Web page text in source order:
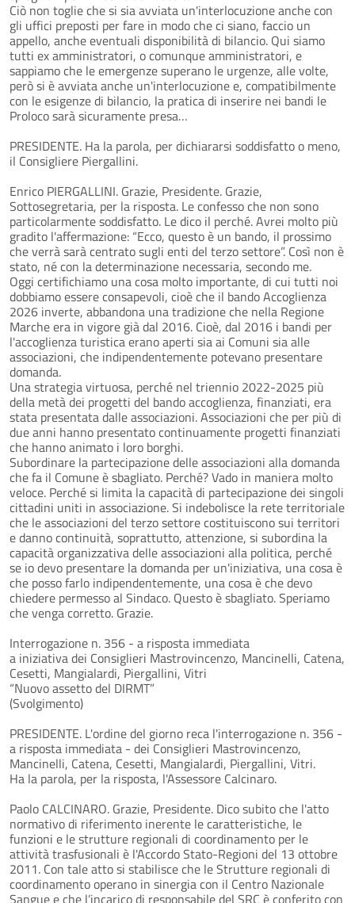
Ciò non toglie che si sia avviata un'interlocuzione anche con
gli uffici preposti per fare in modo che ci siano, faccio un
appello, anche eventuali disponibilità di bilancio. Qui siamo
tutti ex amministratori, o comunque amministratori, e
sappiamo che le emergenze superano le urgenze, alle volte,
però si è avviata anche un'interlocuzione e, compatibilmente
con le esigenze di bilancio, la pratica di inserire nei bandi le
Proloco sarà sicuramente presa…
PRESIDENTE. Ha la parola, per dichiararsi soddisfatto o meno,
il Consigliere Piergallini.
Enrico PIERGALLINI. Grazie, Presidente. Grazie,
Sottosegretaria, per la risposta. Le confesso che non sono
particolarmente soddisfatto. Le dico il perché. Avrei molto più
gradito l'affermazione: “Ecco, questo è un bando, il prossimo
che verrà sarà centrato sugli enti del terzo settore”. Così non è
stato, né con la determinazione necessaria, secondo me.
Oggi certifichiamo una cosa molto importante, di cui tutti noi
dobbiamo essere consapevoli, cioè che il bando Accoglienza
2026 inverte, abbandona una tradizione che nella Regione
Marche era in vigore già dal 2016. Cioè, dal 2016 i bandi per
l'accoglienza turistica erano aperti sia ai Comuni sia alle
associazioni, che indipendentemente potevano presentare
domanda.
Una strategia virtuosa, perché nel triennio 2022-2025 più
della metà dei progetti del bando accoglienza, finanziati, era
stata presentata dalle associazioni. Associazioni che per più di
due anni hanno presentato continuamente progetti finanziati
che hanno animato i loro borghi.
Subordinare la partecipazione delle associazioni alla domanda
che fa il Comune è sbagliato. Perché? Vado in maniera molto
veloce. Perché si limita la capacità di partecipazione dei singoli
cittadini uniti in associazione. Si indebolisce la rete territoriale
che le associazioni del terzo settore costituiscono sui territori
e danno continuità, soprattutto, attenzione, si subordina la
capacità organizzativa delle associazioni alla politica, perché
se io devo presentare la domanda per un'iniziativa, una cosa è
che posso farlo indipendentemente, una cosa è che devo
chiedere permesso al Sindaco. Questo è sbagliato. Speriamo
che venga corretto. Grazie.
Interrogazione n. 356 - a risposta immediata
a iniziativa dei Consiglieri Mastrovincenzo, Mancinelli, Catena,
Cesetti, Mangialardi, Piergallini, Vitri
“Nuovo assetto del DIRMT”
(Svolgimento)
PRESIDENTE. L'ordine del giorno reca l'interrogazione n. 356 -
a risposta immediata - dei Consiglieri Mastrovincenzo,
Mancinelli, Catena, Cesetti, Mangialardi, Piergallini, Vitri.
Ha la parola, per la risposta, l'Assessore Calcinaro.
Paolo CALCINARO. Grazie, Presidente. Dico subito che l'atto
normativo di riferimento inerente le caratteristiche, le
funzioni e le strutture regionali di coordinamento per le
attività trasfusionali è l'Accordo Stato-Regioni del 13 ottobre
2011. Con tale atto si stabilisce che le Strutture regionali di
coordinamento operano in sinergia con il Centro Nazionale
Sangue e che l’incarico di responsabile del SRC è conferito con